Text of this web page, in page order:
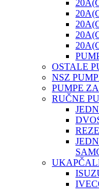
OSTALE
NSZ
PUMPE
RUČNE